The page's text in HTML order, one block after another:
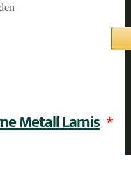
Metall Lamis *